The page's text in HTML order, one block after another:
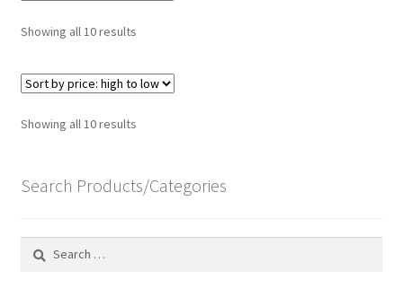
Showing all 10 resultsSorted
price:
high
low
Showing all 10 resultsSorted
high
Search Products/Categories